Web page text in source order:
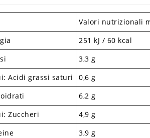
Valori nutrizionali
251 kJ / 60 kcal
3,3 g
Acidi grassi saturi
0,6 g
6,2 g
Zuccheri
4,9 g
3,9 g